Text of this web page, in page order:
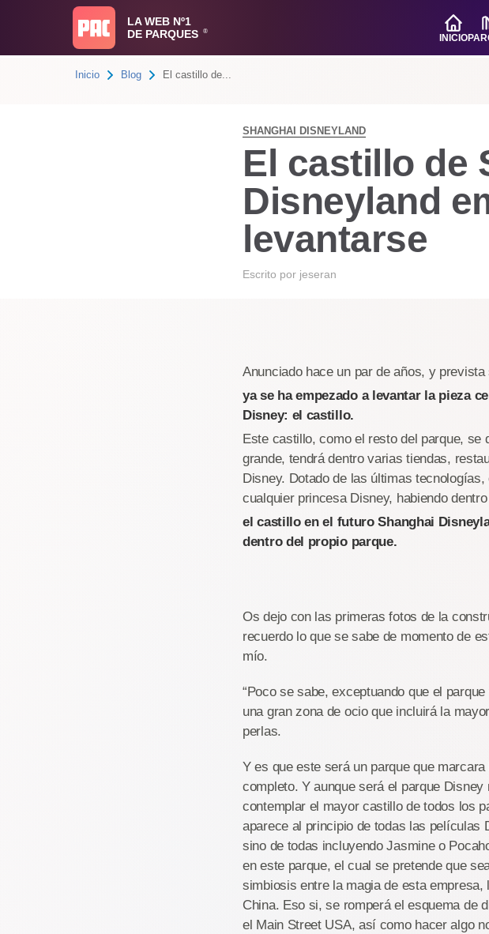
LA WEB Nº1
DE PARQUES
®
INICIO
Inicio Blog El castillo de...
SHANGHAI DISNEYLAND
El castillo de
Disneyland
levantarse
Escrito por jeseran
Anunciado hace un par de años, y
ya se ha empezado a levantar la pieza
Disney: el castillo.
Este castillo, como el resto del parque, se
grande, tendrá dentro varias tiendas,
Disney. Dotado de las últimas
cualquier princesa Disney, habiendo
el castillo en el futuro Shanghai
dentro del propio parque.
Os dejo con las primeras fotos de la
recuerdo lo que se sabe de momento de
mío.
“Poco se sabe, exceptuando que el
una gran zona de ocio que incluirá la
perlas.
Y es que este será un parque que
completo. Y aunque será el parque
contemplar el mayor castillo de todos los
aparece al principio de todas las películas
sino de todas incluyendo Jasmine o
en este parque, el cual se pretende que
simbiosis entre la magia de esta
China. Eso si, se romperá el esquema de
el Main Street USA, así como hacer algo